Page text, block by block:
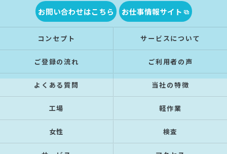
お問い合わせはこちら お仕事情報サイト
コンセプト サービスについて
ご登録の流れ ご利用者の声
よくある質問 当社の特徴
工場 軽作業
女性 検査